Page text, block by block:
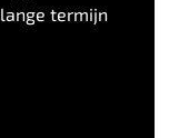
termijn